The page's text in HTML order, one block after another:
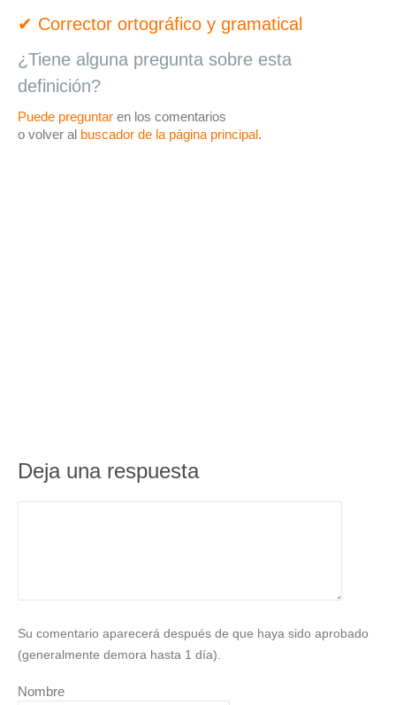
✔ Corrector ortográfico y gramatical
¿Tiene alguna pregunta sobre esta
definición?
Puede preguntar en los comentarios
o volver al buscador de la página principal.
Deja una respuesta
Su comentario aparecerá después de que haya sido aprobado
(generalmente demora hasta 1 día).
Nombre